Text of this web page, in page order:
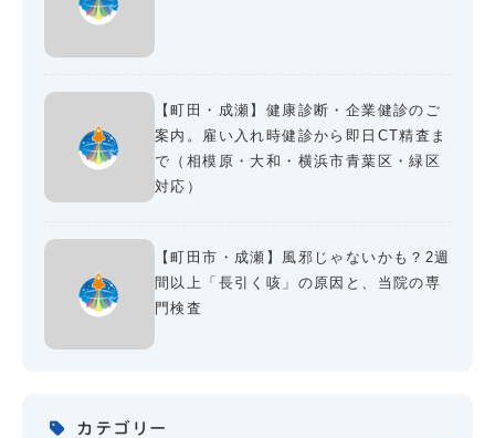
【町田・成瀬】健康診断・企業健診のご
案内。雇い入れ時健診から即日CT精査ま
で（相模原・大和・横浜市青葉区・緑区
対応）
【町田市・成瀬】風邪じゃないかも？2週
間以上「長引く咳」の原因と、当院の専
門検査
カテゴリー